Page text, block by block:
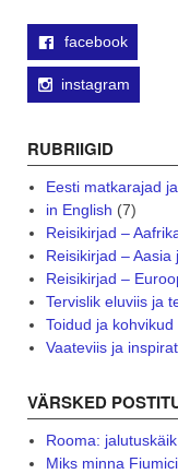
facebook
instagram
RUBRIIGID
Eesti matkarajad
in English (7)
Reisikirjad –
Reisikirjad – Aasia
Reisikirjad –
Tervislik eluviis ja
Toidud ja kohvikud
Vaateviis ja
VÄRSKED
Rooma:
Miks minna